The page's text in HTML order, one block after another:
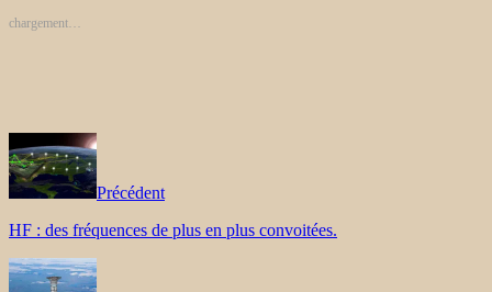
chargement…
Précédent
HF : des fréquences de plus en plus convoitées.